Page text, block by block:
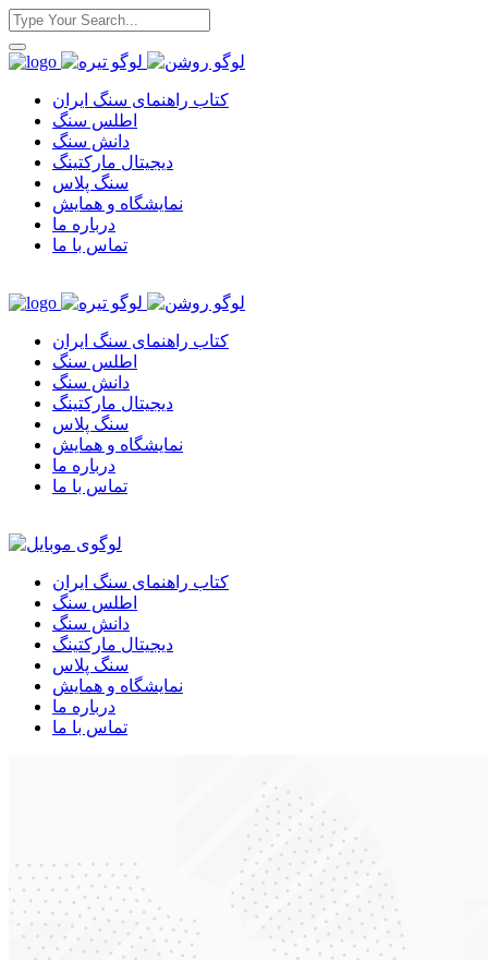
کتاب راهنمای سنگ ایران
اطلس سنگ
دانش سنگ
دیجیتال مارکتینگ
سنگ پلاس
نمایشگاه و همایش
درباره ما
تماس با ما
کتاب راهنمای سنگ ایران
اطلس سنگ
دانش سنگ
دیجیتال مارکتینگ
سنگ پلاس
نمایشگاه و همایش
درباره ما
تماس با ما
کتاب راهنمای سنگ ایران
اطلس سنگ
دانش سنگ
دیجیتال مارکتینگ
سنگ پلاس
نمایشگاه و همایش
درباره ما
تماس با ما